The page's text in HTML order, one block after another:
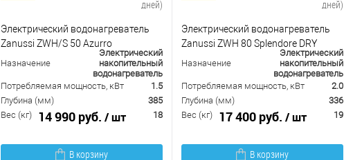
дней)
Электрический водонагреватель
Zanussi ZWH/S 50 Azurro
Назначение
Электрический
накопительный
водонагреватель
Потребляемая мощность, кВт
1.5
Глубина (мм)
385
Вес (кг)
18
14 990 руб. / шт
В корзину
дней)
Электрический водонагреватель
Zanussi ZWH 80 Splendore DRY
Назначение
Электрический
накопительный
водонагреватель
Потребляемая мощность, кВт
2.0
Глубина (мм)
336
Вес (кг)
19
17 400 руб. / шт
В корзину